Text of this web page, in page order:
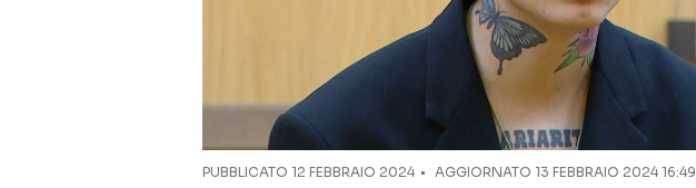
PUBBLICATO 12 FEBBRAIO 2024 AGGIORNATO 13 FEBBRAIO 2024 16:49